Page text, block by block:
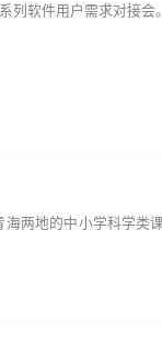
列软件用户需求对接会。
两地的中小学科学类